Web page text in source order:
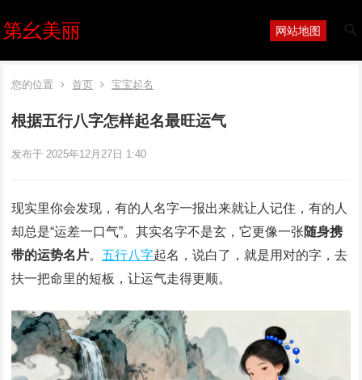
第幺美丽 网站地图
您的位置 首页 宝宝起名
根据五行八字怎样起名最旺运气
发布于 2025年12月27日 1:40
现实里你会发现，有的人名字一报出来就让人记住，有的人
却总是“运差一口气”。其实名字不是玄，它更像一张随身携
带的运势名片。 五行八字起名，说白了，就是用对的字，去
扶一把命里的短板，让运气走得更顺。